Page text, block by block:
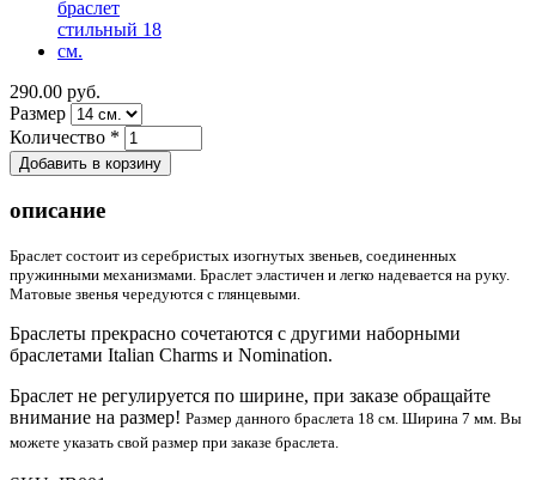
290.00 руб.
Размер
Количество *
описание
Браслет состоит из серебристых изогнутых звеньев, соединенных
пружинными механизмами. Браслет эластичен и легко надевается на руку.
Матовые звенья чередуются с глянцевыми.
Браслеты прекрасно сочетаются с другими наборными
браслетами Italian Charms и Nomination.
Браслет не регулируется по ширине, при заказе обращайте
внимание на размер! Размер данного браслета 18 см. Ширина 7 мм. Вы
можете указать свой размер при заказе браслета.